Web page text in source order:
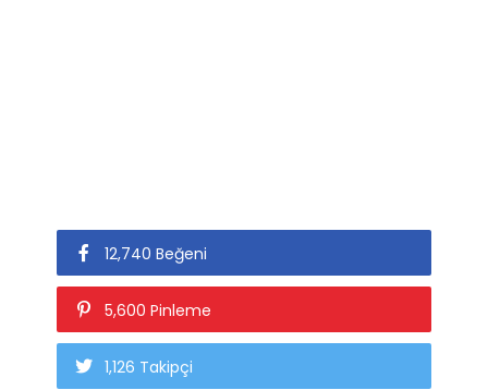
12,740 Beğeni
5,600 Pinleme
1,126 Takipçi